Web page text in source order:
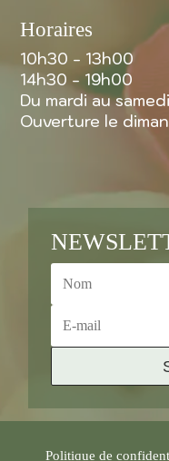
Horaires
10h30 - 13h00
14h30 - 19h00
Du mardi au samedi
Ouverture le
Politique de